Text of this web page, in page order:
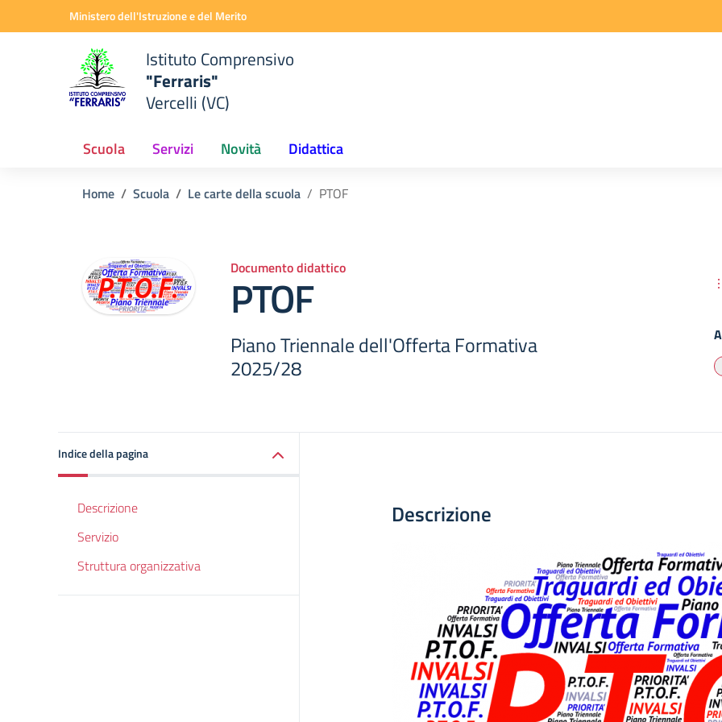
Vai ai contenuti
Vai al menu di navigazioneMinistero dell'Istruzione e del Merito
Istituto Comprensivo
"Ferraris"
Vercelli (VC)
Scuola Servizi Novità Didattica
Home Scuola Le carte della scuola PTOF
Documento didattico
PTOF
Piano Triennale dell'Offerta Formativa
2025/28
Indice della pagina
Descrizione
Servizio
Struttura organizzativa
Descrizione